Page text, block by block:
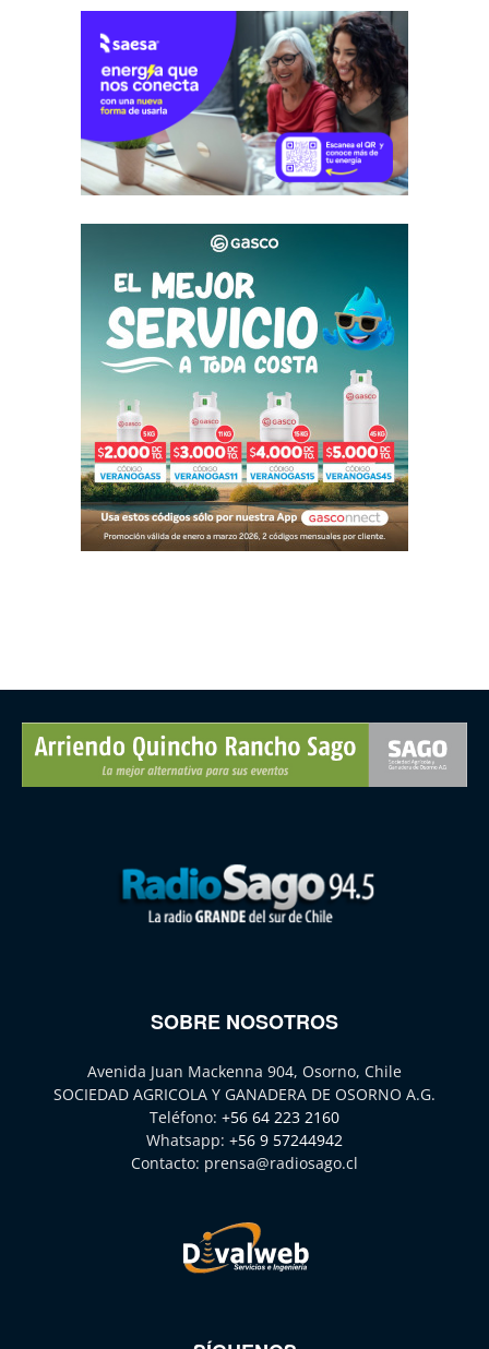
SOBRE NOSOTROS
Avenida Juan Mackenna 904, Osorno, Chile
SOCIEDAD AGRICOLA Y GANADERA DE OSORNO A.G.
Teléfono: +56 64 223 2160
Whatsapp: +56 9 57244942
Contacto: prensa@radiosago.cl